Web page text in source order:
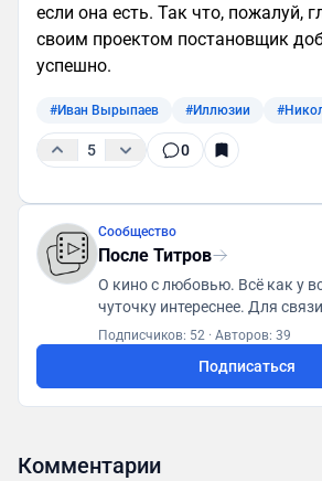
если она есть. Так что, пожалуй,
своим проектом постановщик
успешно.
#Иван Вырыпаев #Иллюзии
5 0
Сообщество
После Титров
О кино с любовью. Всё как у
чуточку интереснее. Для связи:
posletitrov@yandex.ru
Подписчиков: 52 · Авторов: 39
Подписаться
Комментарии